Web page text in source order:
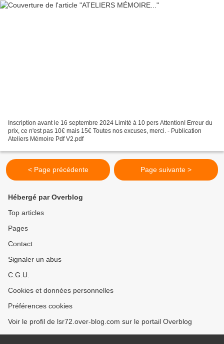
Inscription avant le 16 septembre 2024 Limité à 10 pers Attention! Erreur du
prix, ce n'est pas 10€ mais 15€ Toutes nos excuses, merci. - Publication
Ateliers Mémoire Pdf V2.pdf
< Page précédente Page suivante >
Hébergé par Overblog
Top articles
Pages
Contact
Signaler un abus
C.G.U.
Cookies et données personnelles
Préférences cookies
Voir le profil de lsr72.over-blog.com sur le portail Overblog